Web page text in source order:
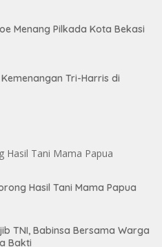
Menang Pilkada Kota Bekasi
Tri-Harris di
Hasil Tani Mama Papua
TNI, Babinsa Bersama Warga
Bakti